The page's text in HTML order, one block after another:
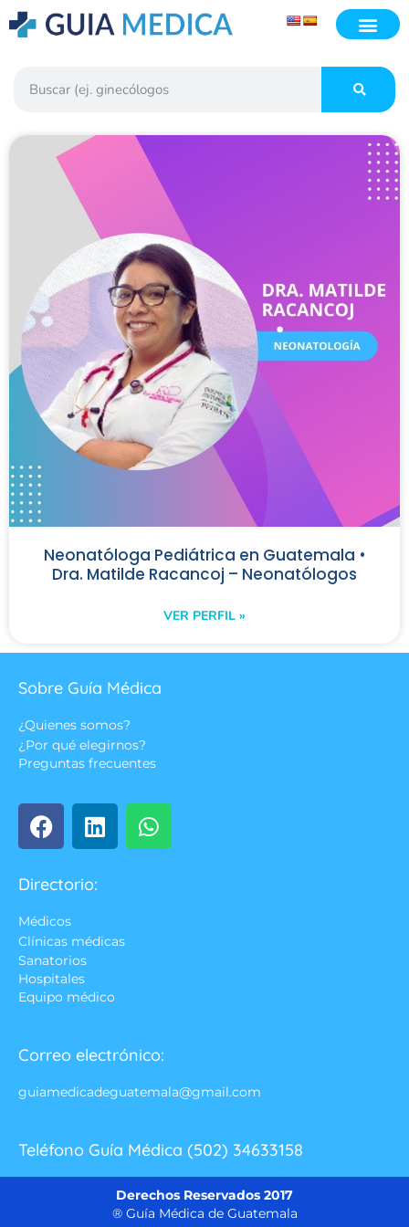
Neonatóloga Pediátrica en Guatemala •
Dra. Matilde Racancoj – Neonatólogos
VER PERFIL »
Sobre Guía Médica
¿Quienes somos?
¿Por qué elegirnos?
Preguntas frecuentes
Directorio:
Médicos
Clínicas médicas
Sanatorios
Hospitales
Equipo médico
Correo electrónico:
guiamedicadeguatemala@gmail.com
Teléfono Guía Médica (502) 34633158
Derechos Reservados 2017
® Guía Médica de Guatemala